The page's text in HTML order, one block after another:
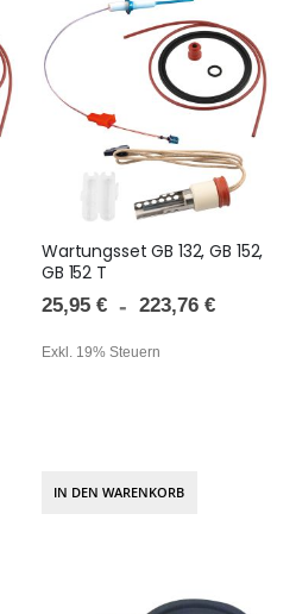
Wartungsset GB 132, GB 152,
GB 152 T
25,95 € 223,76 €
Exkl. 19% Steuern
IN DEN WARENKORB